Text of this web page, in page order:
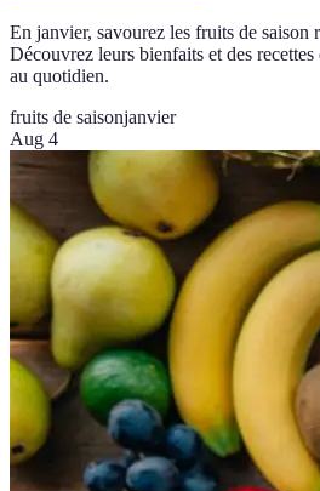
En janvier, savourez les fruits de saison
Découvrez leurs bienfaits et des
au quotidien.
fruits de saisonjanvier
Aug 4